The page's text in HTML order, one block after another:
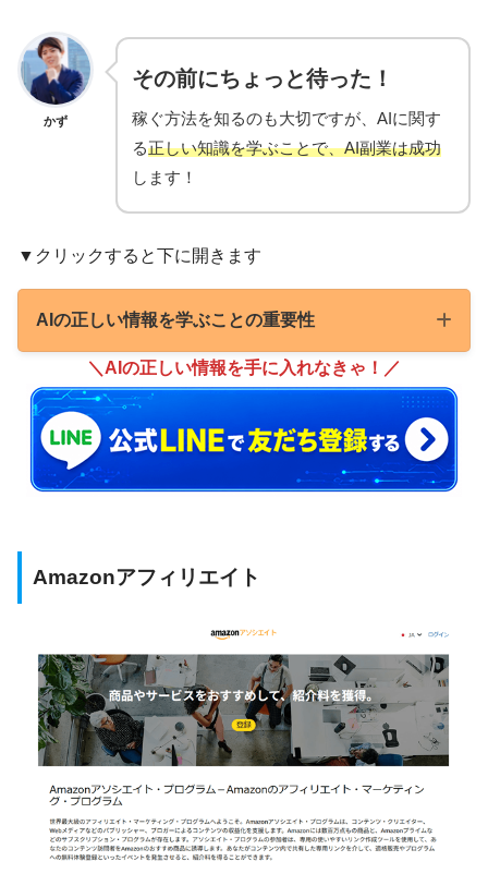
かず
その前にちょっと待った！
稼ぐ方法を知るのも大切ですが、AIに関す
る正しい知識を学ぶことで、AI副業は成功
します！
▼クリックすると下に開きます
AIの正しい情報を学ぶことの重要性
1年前はAIで出来なかったことが、今では瞬
時にできるなんてこともよくあります。
る
こともあります。
AIの利用規約も変わるため、
正しい情報に
基づいてAIを使う必要があります。
しかし、AIの進化は日々目まぐるしい勢い
で変わっています。
だからこそ、AI ONEのようなAIスクールか
＼AIの正しい情報を手に入れなきゃ！／
Amazonアフィリエイト